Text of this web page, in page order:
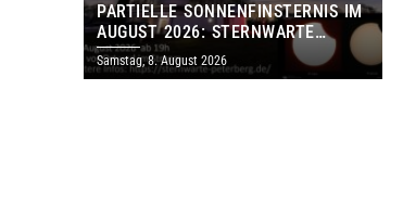
PARTIELLE SONNENFINSTERNIS IM
AUGUST 2026: STERNWARTE
PETERBERG ÖFFNET KOSTENLOS
IHRE TORE
Samstag, 8. August 2026